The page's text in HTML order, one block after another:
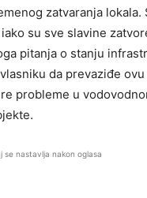
zatvaranja lokala.
su sve slavine
pitanja o stanju
da prevaziđe
probleme u
se nastavlja nakon oglasa